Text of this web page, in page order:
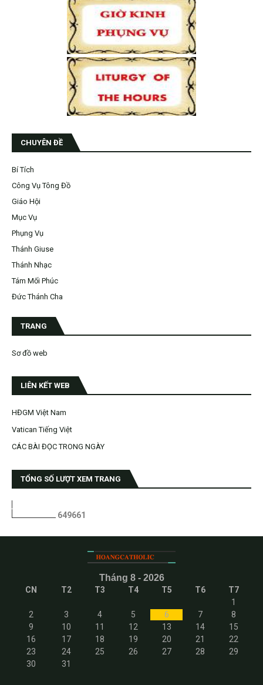
CHUYÊN ĐỀ
Bí Tích
Công Vụ Tông Đồ
Giáo Hội
Mục Vụ
Phụng Vụ
Thánh Giuse
Thánh Nhạc
Tám Mối Phúc
Đức Thánh Cha
TRANG
Sơ đồ web
LIÊN KẾT WEB
HĐGM Việt Nam
Vatican Tiếng Việt
CÁC BÀI ĐỌC TRONG NGÀY
TỔNG SỐ LƯỢT XEM TRANG
649661
Tháng 8 - 2026
CN T2 T3 T4 T5 T6
T7
1
2
3 4 5 6 7
8
9
10 11 12 13 14
15
16
17 18 19 20 21
22
23
24 25 26 27 28
29
30
31